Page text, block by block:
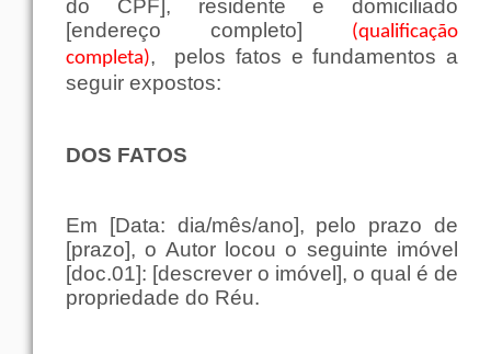
do CPF], residente e domiciliado
[endereço completo]
(qualificação
completa),
pelos fatos e fundamentos a
seguir expostos:
DOS FATOS
Em [Data: dia/mês/ano], pelo prazo de
[prazo], o Autor locou o seguinte imóvel
[doc.01]: [descrever o imóvel], o qual é de
propriedade do Réu.